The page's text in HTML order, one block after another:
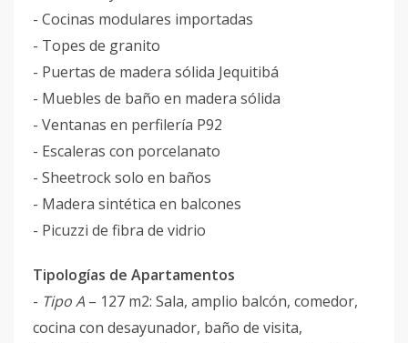
- Cocinas modulares importadas
- Topes de granito
- Puertas de madera sólida Jequitibá
- Muebles de baño en madera sólida
- Ventanas en perfilería P92
- Escaleras con porcelanato
- Sheetrock solo en baños
- Madera sintética en balcones
- Picuzzi de fibra de vidrio
Tipologías de Apartamentos
- Tipo A – 127 m2: Sala, amplio balcón, comedor,
cocina con desayunador, baño de visita,